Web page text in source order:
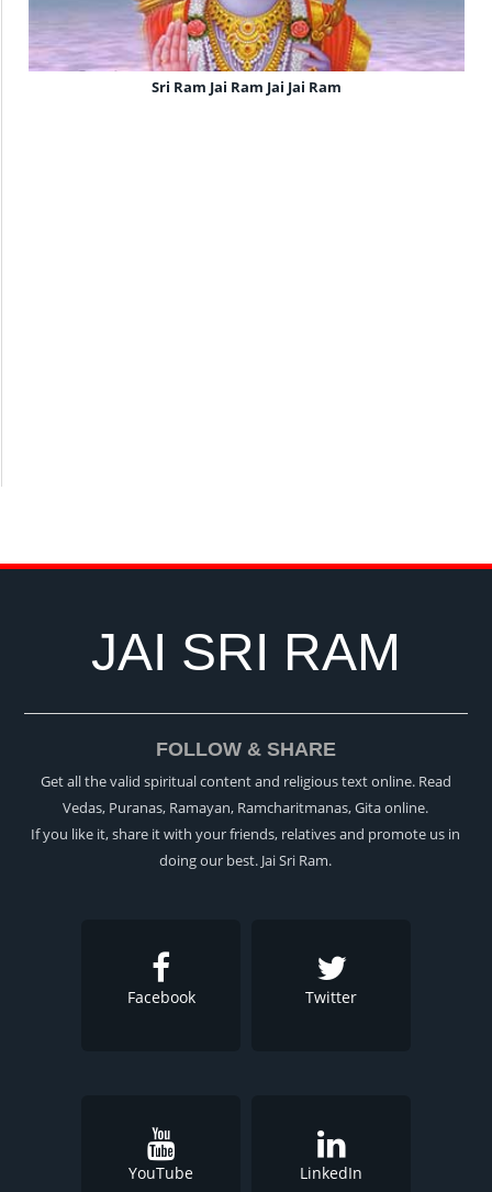
Sri Ram Jai Ram Jai Jai Ram
JAI SRI RAM
FOLLOW & SHARE
Get all the valid spiritual content and religious text online. Read
Vedas, Puranas, Ramayan, Ramcharitmanas, Gita online.
If you like it, share it with your friends, relatives and promote us in
doing our best. Jai Sri Ram.
Facebook Twitter
YouTube LinkedIn